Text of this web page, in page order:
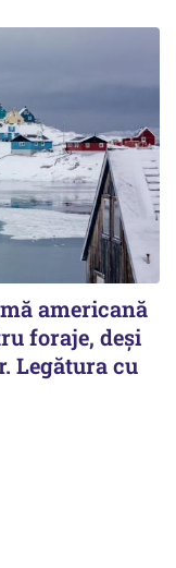
americană
foraje, deși
Legătura cu